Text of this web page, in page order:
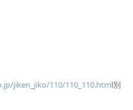
jiken_jiko/110/110_110.html別